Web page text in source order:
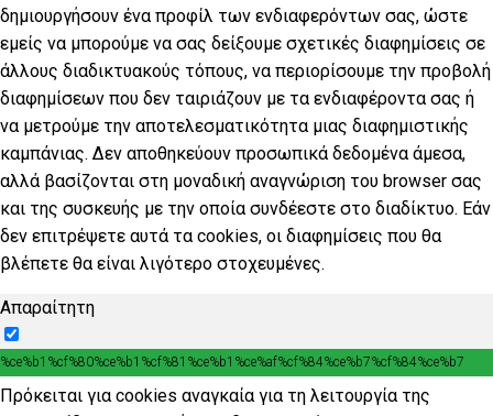
δημιουργήσουν ένα προφίλ των ενδιαφερόντων σας, ώστε
εμείς να μπορούμε να σας δείξουμε σχετικές διαφημίσεις σε
άλλους διαδικτυακούς τόπους, να περιορίσουμε την προβολή
διαφημίσεων που δεν ταιριάζουν με τα ενδιαφέροντα σας ή
να μετρούμε την αποτελεσματικότητα μιας διαφημιστικής
καμπάνιας. Δεν αποθηκεύουν προσωπικά δεδομένα άμεσα,
αλλά βασίζονται στη μοναδική αναγνώριση του browser σας
και της συσκευής με την οποία συνδέεστε στο διαδίκτυο. Εάν
δεν επιτρέψετε αυτά τα cookies, οι διαφημίσεις που θα
βλέπετε θα είναι λιγότερο στοχευμένες.
Απαραίτητη
%ce%b1%cf%80%ce%b1%cf%81%ce%b1%ce%af%cf%84%ce%b7%cf%84%ce%b7
Πρόκειται για cookies αναγκαία για τη λειτουργία της